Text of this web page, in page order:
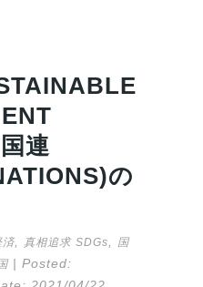
連
の
済 真相追求 SDGs
国
| Posted: